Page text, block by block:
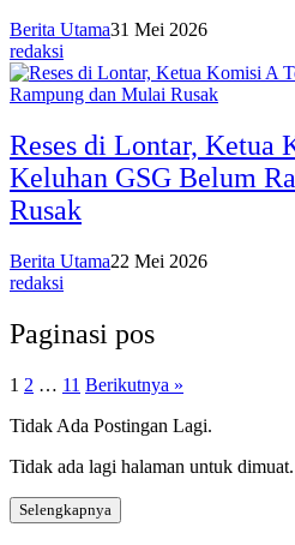
Berita Utama31 Mei 2026
redaksi
Reses di Lontar, Ketua
Keluhan GSG Belum
Rusak
Berita Utama22 Mei 2026
redaksi
Paginasi pos
1 2 … 11 Berikutnya »
Tidak Ada Postingan Lagi.
Tidak ada lagi halaman untuk dimuat.
Selengkapnya